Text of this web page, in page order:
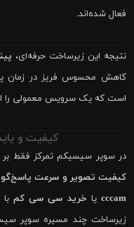
فعال شده‌اند.
نتیجه این زیرساخت حرفه‌ای،
کاهش محسوس فریز در زمان
است که یک سرویس معمولی را
کیفیت و
در سوپر سیسیکم تمرکز فقط بر
کیفیت تصویر و سرعت
cccam یا خرید سی سی کمبا
زیرساخت چند مسیره سوپر